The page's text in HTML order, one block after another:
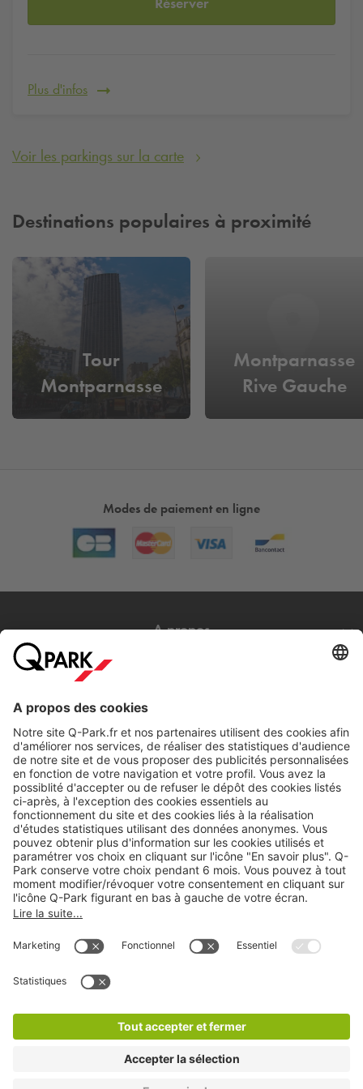
Plus d'infos
Voir les parkings sur la carte
Destinations populaires à proximité
Tour
Montparnasse
Montparnasse
Rive Gauche
Modes de paiement en ligne
A propos
Nos services
Cookies
Copyright
Déclaration de confidentialité
* Réduction appliquée par rapport aux tarifs d'un
stationnement sur place